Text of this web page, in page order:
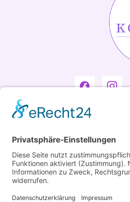
Copyright ©2026